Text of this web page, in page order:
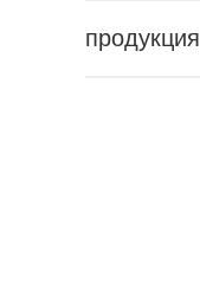
продукция